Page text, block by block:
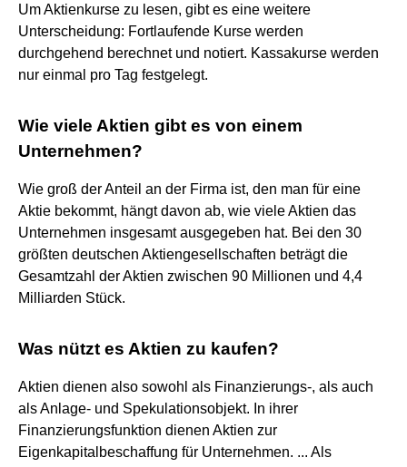
Um Aktienkurse zu lesen, gibt es eine weitere
Unterscheidung: Fortlaufende Kurse werden
durchgehend berechnet und notiert. Kassakurse werden
nur einmal pro Tag festgelegt.
Wie viele Aktien gibt es von einem
Unternehmen?
Wie groß der Anteil an der Firma ist, den man für eine
Aktie bekommt, hängt davon ab, wie viele Aktien das
Unternehmen insgesamt ausgegeben hat. Bei den 30
größten deutschen Aktiengesellschaften beträgt die
Gesamtzahl der Aktien zwischen 90 Millionen und 4,4
Milliarden Stück.
Was nützt es Aktien zu kaufen?
Aktien dienen also sowohl als Finanzierungs-, als auch
als Anlage- und Spekulationsobjekt. In ihrer
Finanzierungsfunktion dienen Aktien zur
Eigenkapitalbeschaffung für Unternehmen. ... Als